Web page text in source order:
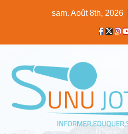
sam. Août 8th, 2026